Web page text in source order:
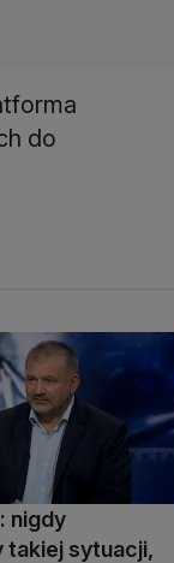
do
nigdy
takiej sytuacji,